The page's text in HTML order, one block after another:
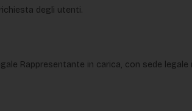
degli utenti.
Rappresentante in carica, con sede